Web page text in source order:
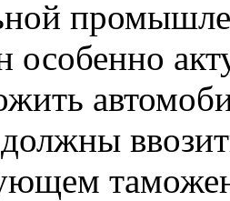
особенно